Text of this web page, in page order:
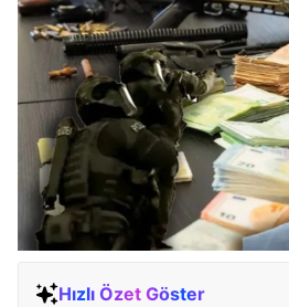
Hızlı Özet Göster